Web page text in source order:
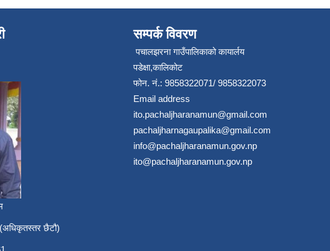
छैटौ)
सम्पर्क विवरण
पचालझरना गाउँपालिकाको कायार्लय
पडेक्षा,कालिकोट
फोन. नं.: 9858322071/ 9858322073
Email address
ito.pachaljharanamun@gmail.com
pachaljharnagaupalika@gmail.com
info@pachaljharanamun.gov.np
ito@pachaljharanamun.gov.np